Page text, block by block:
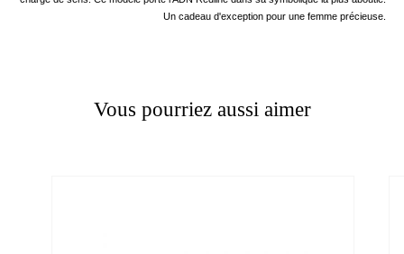
Un cadeau d'exception pour une femme précieuse.
Vous pourriez aussi aimer